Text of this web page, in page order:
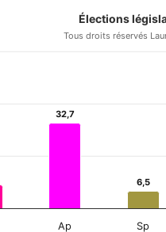
Élections
Tous droits réservés
32,7
32,7
6,5
6,5
Ap Sp